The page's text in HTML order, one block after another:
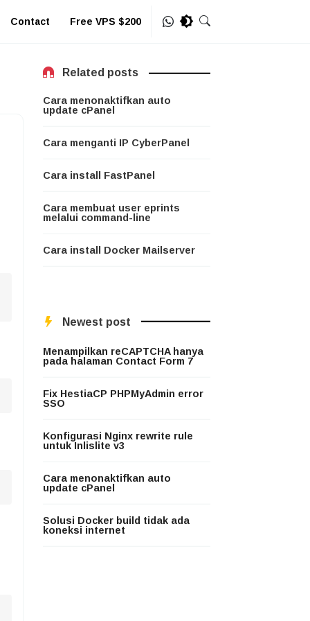
Contact Free VPS $200
Related posts
Cara menonaktifkan auto
update cPanel
Cara menganti IP CyberPanel
Cara install FastPanel
Cara membuat user eprints
melalui command-line
Cara install Docker Mailserver
Newest post
Menampilkan reCAPTCHA hanya
pada halaman Contact Form 7
Fix HestiaCP PHPMyAdmin error
SSO
Konfigurasi Nginx rewrite rule
untuk Inlislite v3
Cara menonaktifkan auto
update cPanel
Solusi Docker build tidak ada
koneksi internet